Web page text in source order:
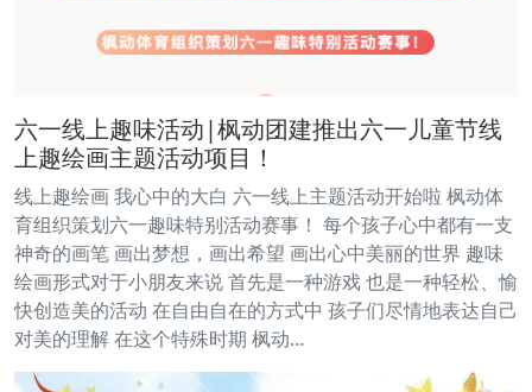
六一线上趣味活动|枫动团建推出六一儿童节线
上趣绘画主题活动项目！
线上趣绘画 我心中的大白 六一线上主题活动开始啦 枫动体
育组织策划六一趣味特别活动赛事！ 每个孩子心中都有一支
神奇的画笔 画出梦想，画出希望 画出心中美丽的世界 趣味
绘画形式对于小朋友来说 首先是一种游戏 也是一种轻松、愉
快创造美的活动 在自由自在的方式中 孩子们尽情地表达自己
对美的理解 在这个特殊时期 枫动…